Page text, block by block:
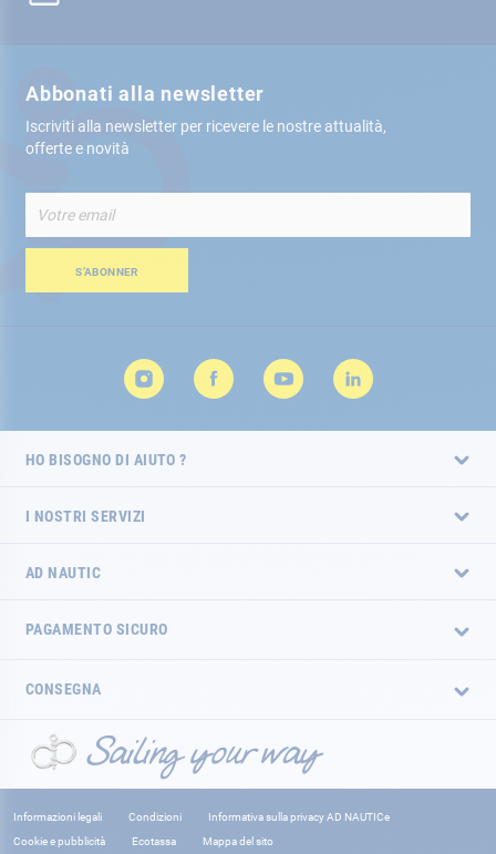
Abbonati alla newsletter
Iscriviti alla newsletter per ricevere le nostre attualità,
offerte e novità
alla
nostra
Newsletter:S’ABONNER
HO BISOGNO DI AIUTO ?
I NOSTRI SERVIZI
AD NAUTIC
PAGAMENTO SICURO
CONSEGNA
Informazioni legali Condizioni
Informativa sulla privacy AD NAUTICe
Cookie e pubblicità
Ecotassa Mappa del sito